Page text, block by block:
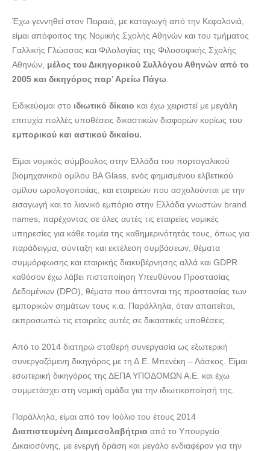
ΔΙΚΗΓΟΡΙΚΟ ΓΡΑΦΕΙΟ ΑΘΗΝΑ | ΔΑΝΑΛΗ ΑΝΝΑ ---
lawyers4u.gr
Έχω γεννηθεί στον Πειραιά, με καταγωγή από την Κεφαλονιά,
είμαι απόφοιτος της Νομικής Σχολής Αθηνών και του τμήματος
Γαλλικής Γλώσσας και Φιλολογίας της Φιλοσοφικής Σχολής
Αθηνών, μέλος του Δικηγορικού Συλλόγου Αθηνών από το
2005 και δικηγόρος παρ’ Αρείω Πάγω
Ειδικεύομαι στο ιδιωτικό δίκαιο και έχω χειριστεί με μεγάλη
επιτυχία πολλές υποθέσεις δικαστικών διαφορών κυρίως του
εμπορικού και αστικού δικαίου.
Είμαι νομικός σύμβουλος στην Ελλάδα του πορτογαλικού
βιομηχανικού ομίλου ΒΑ Glass, ενός φημισμένου ελβετικού
ομίλου ωρολογοποιίας, και εταιρειών που ασχολούνται με την
εισαγωγή και το λιανικό εμπόριο στην Ελλάδα γνωστών brand
names, παρέχοντας σε όλες αυτές τις εταιρείες νομικές
υπηρεσίες για κάθε τομέα της καθημερινότητάς τους, όπως για
παράδειγμα, σύνταξη και εκτέλεση συμβάσεων, θέματα
συμμόρφωσης και εταιρικής διακυβέρνησης αλλά και GDPR
καθόσον έχω λάβει πιστοποίηση Υπευθύνου Προστασίας
Δεδομένων (DPO), θέματα που άπτονται της προστασίας των
εμπορικών σημάτων τους κ.α. Παράλληλα, όταν απαιτείται,
εκπροσωπώ τις εταιρείες αυτές σε δικαστικές υποθέσεις.
Από το 2014 διατηρώ σταθερή συνεργασία ως εξωτερική
συνεργαζόμενη δικηγόρος με τη Δ.Ε. Μπενέκη – Λάσκος. Είμαι
εσωτερική δικηγόρος της ΔΕΠΑ ΥΠΟΔΟΜΩΝ Α.Ε. και έχω
συμμετάσχει στη νομική ομάδα για την ιδιωτικοποίησή της.
Παράλληλα, είμαι από τον Ιούλιο του έτους 2014
Διαπιστευμένη Διαμεσολαβήτρια από το Υπουργείο
Δικαιοσύνης, με ενεργή δράση και μεγάλο ενδιαφέρον για την